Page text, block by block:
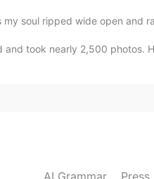
soul ripped wide open and
took nearly 2,500 photos.
AI Grammar Press